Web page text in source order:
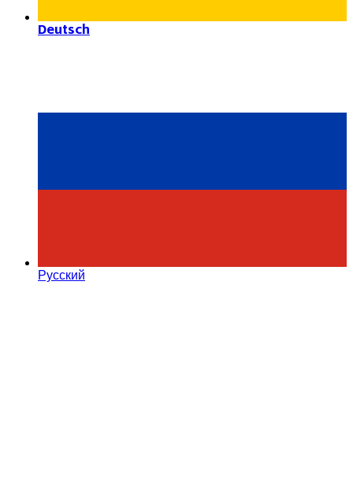
Deutsch
Русский